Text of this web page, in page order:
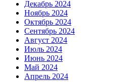
Декабрь 2024
Ноябрь 2024
Октябрь 2024
Сентябрь 2024
Август 2024
Июль 2024
Июнь 2024
Май 2024
Апрель 2024